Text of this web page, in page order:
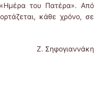
του Πατέρα». Από
κάθε χρόνο, σε
Ζ. Σηφογιαννάκη